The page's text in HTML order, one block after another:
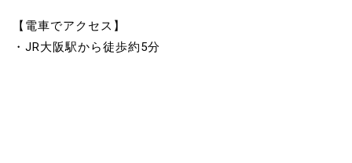
【電車でアクセス】
・JR大阪駅から徒歩約5分